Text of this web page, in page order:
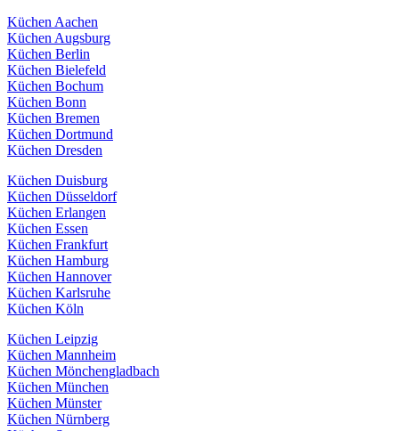
Küchen Aachen
Küchen Augsburg
Küchen Berlin
Küchen Bielefeld
Küchen Bochum
Küchen Bonn
Küchen Bremen
Küchen Dortmund
Küchen Dresden
Küchen Duisburg
Küchen Düsseldorf
Küchen Erlangen
Küchen Essen
Küchen Frankfurt
Küchen Hamburg
Küchen Hannover
Küchen Karlsruhe
Küchen Köln
Küchen Leipzig
Küchen Mannheim
Küchen Mönchengladbach
Küchen München
Küchen Münster
Küchen Nürnberg